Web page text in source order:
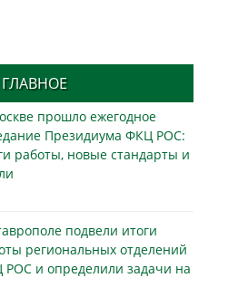
ГЛАВНОЕ
прошло ежегодное
Президиума ФКЦ РОС:
работы, новые стандарты и
подвели итоги
региональных отделений
и определили задачи на